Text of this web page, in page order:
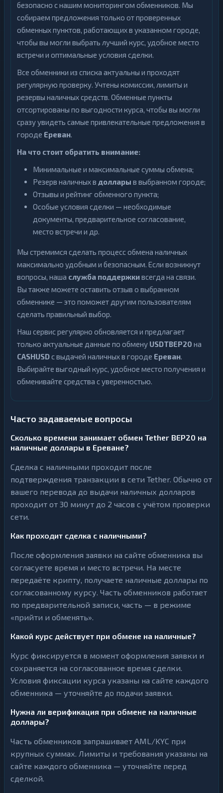
безопасно с нашим мониторингом обменников. Мы
собираем предложения только от проверенных
обменных пунктов, работающих в указанном городе,
чтобы вы могли выбрать лучший курс, удобное место
встречи и оптимальные условия сделки.
Все обменники из списка актуальны и проходят
регулярную проверку. Учтены комиссии, лимиты и
резервы наличных средств. Обменные пункты
отсортированы по выгодности курса, чтобы вы могли
сразу увидеть самые привлекательные предложения в
городе Ереван.
На что стоит обратить внимание:
Минимальные и максимальные суммы обмена;
Резерв наличных в доллары в выбранном городе;
Отзывы и рейтинг обменного пункта;
Особые условия сделки — необходимые
документы, предварительное согласование,
место встречи и др.
Мы стремимся сделать процесс обмена наличных
максимально удобным и безопасным. Если возникнут
вопросы, наша служба поддержкивсегда на связи.
Вы также можете оставить отзыв о выбранном
обменнике — это поможет другим пользователям
сделать правильный выбор.
Наш сервис регулярно обновляется и предлагает
только актуальные данные по обмену USDTBEP20 на
CASHUSDс выдачей наличных в городе Ереван.
Выбирайте выгодный курс, удобное место получения и
обменивайте средства с уверенностью.
Часто задаваемые вопросы
Сколько времени занимает обмен Tether BEP20 на
наличные доллары в Ереване?
Сделка с наличными проходит после
подтверждения транзакции в сети Tether. Обычно от
вашего перевода до выдачи наличных долларов
проходит от 30 минут до 2 часов с учётом проверки
сети.
Как проходит сделка с наличными?
После оформления заявки на сайте обменника вы
согласуете время и место встречи. На месте
передаёте крипту, получаете наличные доллары по
согласованному курсу. Часть обменников работает
по предварительной записи, часть — в режиме
«прийти и обменять».
Какой курс действует при обмене на наличные?
Курс фиксируется в момент оформления заявки и
сохраняется на согласованное время сделки.
Условия фиксации курса указаны на сайте каждого
обменника — уточняйте до подачи заявки.
Нужна ли верификация при обмене на наличные
доллары?
Часть обменников запрашивает AML/KYC при
крупных суммах. Лимиты и требования указаны на
сайте каждого обменника — уточняйте перед
сделкой.